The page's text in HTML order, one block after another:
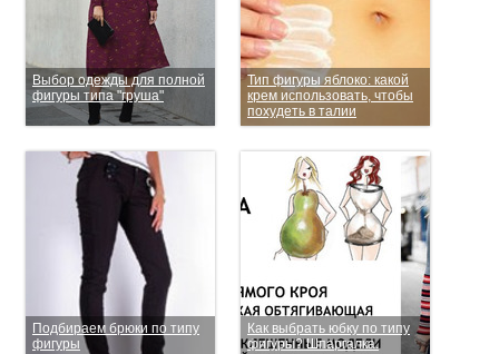
Выбор одежды для полной
фигуры типа "груша"
Тип фигуры яблоко: какой
крем использовать, чтобы
похудеть в талии
Подбираем брюки по типу
фигуры
Как выбрать юбку по типу
фигуры? Шпаргалка.